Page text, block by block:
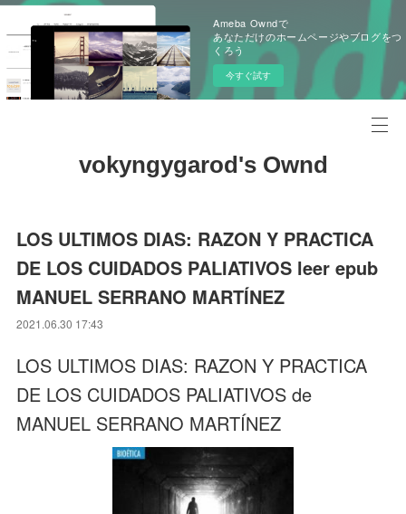
Ameba Owndで
あなただけのホームページやブログをつ
くろう
今すぐ試す
vokyngygarod's Ownd
LOS ULTIMOS DIAS: RAZON Y PRACTICA
DE LOS CUIDADOS PALIATIVOS leer epub
MANUEL SERRANO MARTÍNEZ
2021.06.30 17:43
LOS ULTIMOS DIAS: RAZON Y PRACTICA
DE LOS CUIDADOS PALIATIVOS de
MANUEL SERRANO MARTÍNEZ